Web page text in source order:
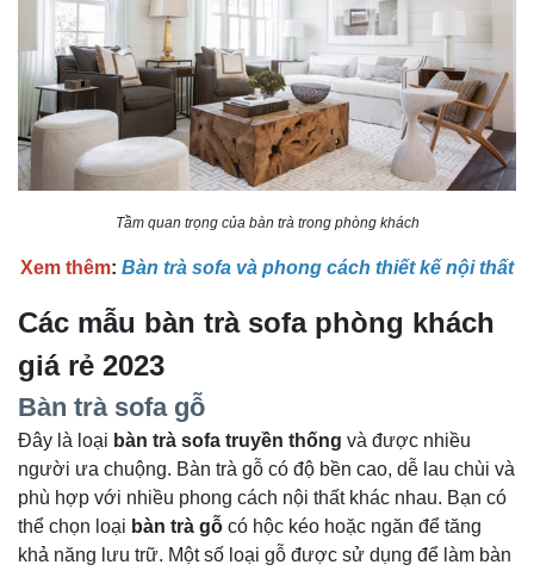
Tầm quan trọng của bàn trà trong phòng khách
Xem thêm: Bàn trà sofa và phong cách thiết kế nội thất
Các mẫu bàn trà sofa phòng khách
giá rẻ 2023
Bàn trà sofa gỗ
Đây là loại bàn trà sofa truyền thống và được nhiều
người ưa chuộng. Bàn trà gỗ có độ bền cao, dễ lau chùi và
phù hợp với nhiều phong cách nội thất khác nhau. Bạn có
thể chọn loại bàn trà gỗ có hộc kéo hoặc ngăn để tăng
khả năng lưu trữ. Một số loại gỗ được sử dụng để làm bàn